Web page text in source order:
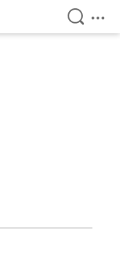
検索を
メ